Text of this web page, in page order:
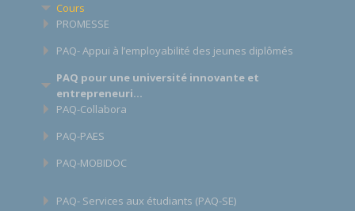
Cours
PROMESSE
PAQ- Appui à l’employabilité des jeunes diplômés
PAQ pour une université innovante et
entrepreneuri...
PAQ-Collabora
PAQ-PAES
PAQ-MOBIDOC
PAQ- Services aux étudiants (PAQ-SE)